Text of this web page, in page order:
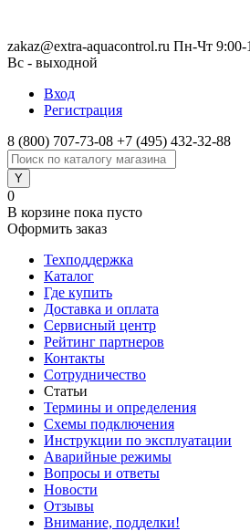
zakaz@extra-aquacontrol.ru Пн-Чт
Вс - выходной
Вход
Регистрация
8 (800) 707-73-08 +7 (495) 432-32-88
0
В корзине пока пусто
Оформить заказ
Техподдержка
Каталог
Где купить
Доставка и оплата
Сервисный центр
Рейтинг партнеров
Контакты
Сотрудничество
Статьи
Термины и определения
Схемы подключения
Инструкции по эксплуатации
Аварийные режимы
Вопросы и ответы
Новости
Отзывы
Внимание, подделки!